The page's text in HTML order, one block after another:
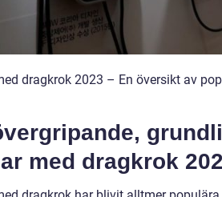
dragkrok 2023 – En översikt av
med dragkrok